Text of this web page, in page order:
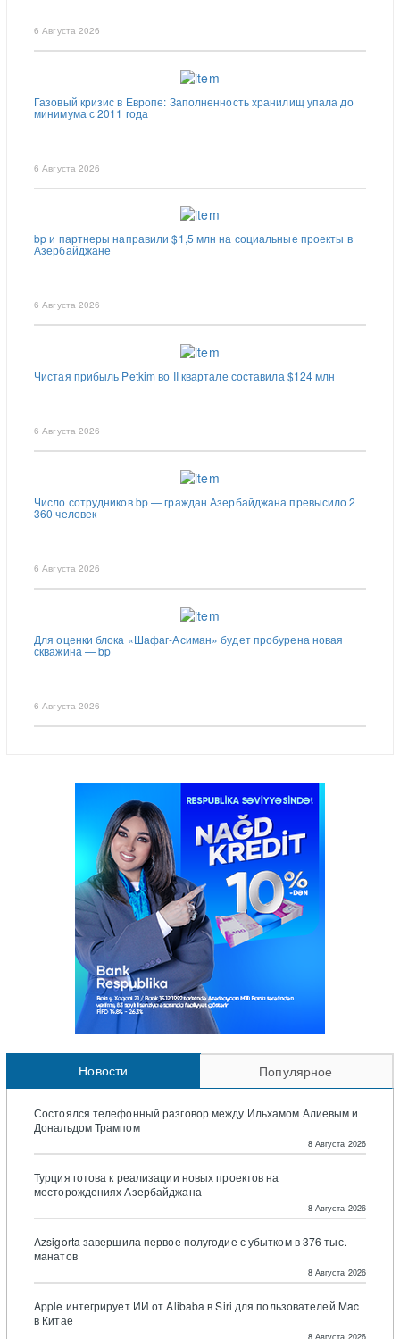
6 Августа 2026
Газовый кризис в Европе: Заполненность хранилищ упала до
минимума с 2011 года
6 Августа 2026
bp и партнеры направили $1,5 млн на социальные проекты в
Азербайджане
6 Августа 2026
Чистая прибыль Petkim во II квартале составила $124 млн
6 Августа 2026
Число сотрудников bp — граждан Азербайджана превысило 2
360 человек
6 Августа 2026
Для оценки блока «Шафаг-Асиман» будет пробурена новая
скважина — bp
6 Августа 2026
Новости Популярное
Состоялся телефонный разговор между Ильхамом Алиевым и
Дональдом Трампом
8 Августа 2026
Турция готова к реализации новых проектов на
месторождениях Азербайджана
8 Августа 2026
Azsigorta завершила первое полугодие с убытком в 376 тыс.
манатов
8 Августа 2026
Apple интегрирует ИИ от Alibaba в Siri для пользователей Mac
в Китае